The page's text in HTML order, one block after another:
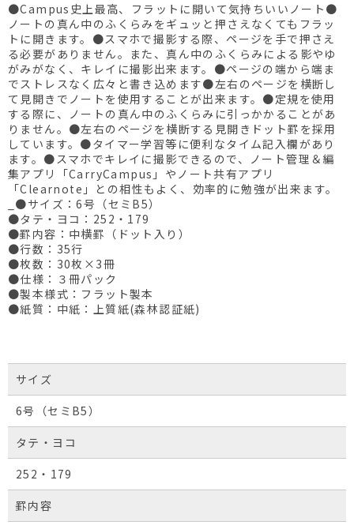
●Campus史上最高、フラットに開いて気持ちいいノート●
ノートの真ん中のふくらみをギュッと押さえなくてもフラッ
トに開きます。●スマホで撮影する際、ページを手で押さえ
る必要がありません。また、真ん中のふくらみによる影やゆ
がみがなく、キレイに撮影出来ます。●ページの端から端ま
でストレスなく広々と書き込めます●左右のページを横断し
て見開きでノートを使用することが出来ます。●定規を使用
する際に、ノートの真ん中のふくらみに引っかかることがあ
りません。●左右のページを横断する見開きドット罫を採用
しています。●タイマー学習等に便利なタイム記入欄があり
ます。●スマホでキレイに撮影できるので、ノート管理＆編
集アプリ「CarryCampus」やノート共有アプリ
「Clearnote」との相性もよく、効率的に勉強が出来ます。
_●サイズ：6号（セミB5）
●タテ・ヨコ：252・179
●罫内容：中横罫（ドット入り）
●行数：35行
●枚数：30枚×3冊
●仕様：３冊パック
●製本様式：フラット製本
●紙質：中紙：上質紙(森林認証紙)
サイズ
6号（セミB5）
タテ・ヨコ
252・179
罫内容